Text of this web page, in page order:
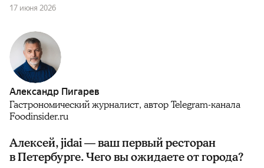
17 июня 2026
Александр Пигарев
Гастрономический журналист, автор Telegram-канала
Foodinsider.ru
Алексей, jidai — ваш первый ресторан
в Петербурге. Чего вы ожидаете от города?